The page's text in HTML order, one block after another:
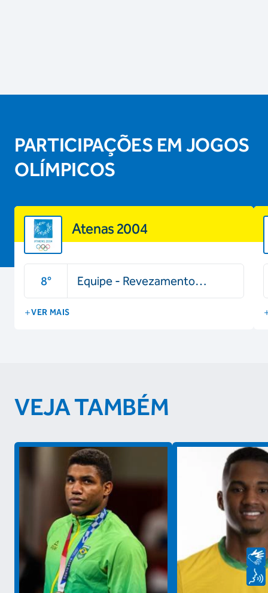
PARTICIPAÇÕES EM JOGOS
OLÍMPICOS
Atenas 2004
8°
Equipe - Revezamento
4x100m - Masculino
VER MAIS
VEJA TAMBÉM